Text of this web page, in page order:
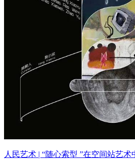
人民艺术 | “随心索型 ”在空间站艺术